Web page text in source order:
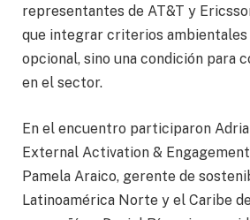
representantes de AT&T y
que integrar criterios ambientales
opcional, sino una condición para
en el sector.
En el encuentro participaron
External Activation &
Pamela Araico, gerente de
Latinoamérica Norte y el Caribe